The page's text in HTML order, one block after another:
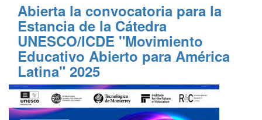
Abierta la convocatoria para la
Estancia de la Cátedra
UNESCO/ICDE "Movimiento
Educativo Abierto para América
Latina" 2025